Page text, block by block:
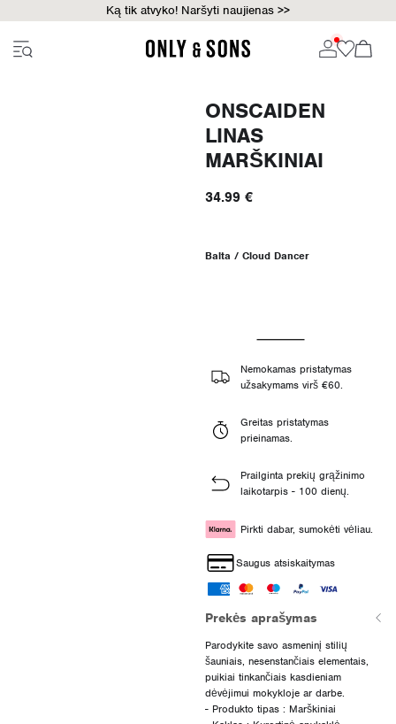
Ką tik atvyko! Naršyti naujienas >>
ONSCAIDEN
LINAS
MARŠKINIAI
34.99 €
Balta / Cloud Dancer
Nemokamas pristatymas
užsakymams virš €60.
Greitas pristatymas
prieinamas.
Prailginta prekių grąžinimo
laikotarpis - 100 dienų.
Pirkti dabar, sumokėti vėliau.
Saugus atsiskaitymas
Prekės aprašymas
Parodykite savo asmeninį stilių
šauniais, nesenstančiais elementais,
puikiai tinkančiais kasdieniam
dėvėjimui mokykloje ar darbe.
- Produkto tipas : Marškiniai